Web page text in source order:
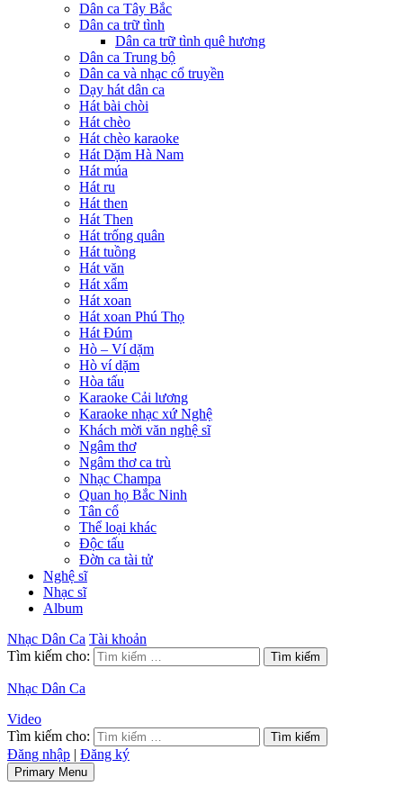
Dân ca Tây Bắc
Dân ca trữ tình
Dân ca trữ tình quê hương
Dân ca Trung bộ
Dân ca và nhạc cổ truyền
Dạy hát dân ca
Hát bài chòi
Hát chèo
Hát chèo karaoke
Hát Dặm Hà Nam
Hát múa
Hát ru
Hát then
Hát Then
Hát trống quân
Hát tuồng
Hát văn
Hát xẩm
Hát xoan
Hát xoan Phú Thọ
Hát Đúm
Hò – Ví dặm
Hò ví dặm
Hòa tấu
Karaoke Cải lương
Karaoke nhạc xứ Nghệ
Khách mời văn nghệ sĩ
Ngâm thơ
Ngâm thơ ca trù
Nhạc Champa
Quan họ Bắc Ninh
Tân cổ
Thể loại khác
Độc tấu
Đờn ca tài tử
Nghệ sĩ
Nhạc sĩ
Album
Nhạc Dân Ca Tài khoản
Tìm kiếm cho:
Nhạc Dân Ca
Video
Tìm kiếm cho:
Đăng nhập | Đăng ký
Primary Menu